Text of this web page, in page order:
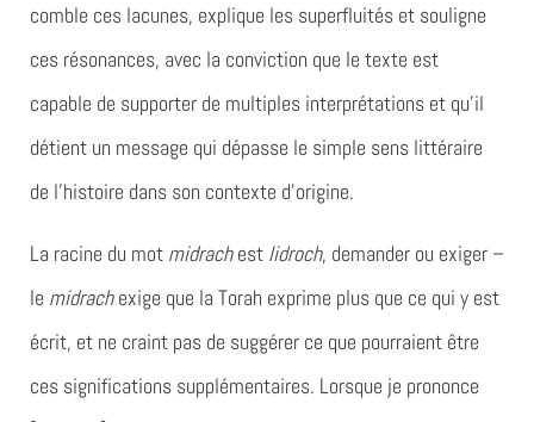
comble ces lacunes, explique les superfluités et souligne
ces résonances, avec la conviction que le texte est
capable de supporter de multiples interprétations et qu’il
détient un message qui dépasse le simple sens littéraire
de l’histoire dans son contexte d’origine.
La racine du mot midrachest lidroch, demander ou exiger –
le midrachexige que la Torah exprime plus que ce qui y est
écrit, et ne craint pas de suggérer ce que pourraient être
ces significations supplémentaires. Lorsque je prononce